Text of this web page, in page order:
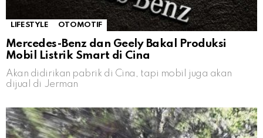
LIFESTYLE OTOMOTIF
Mercedes-Benz dan Geely Bakal Produksi
Mobil Listrik Smart di Cina
Akan didirikan pabrik di Cina, tapi mobil juga akan
dijual di Jerman